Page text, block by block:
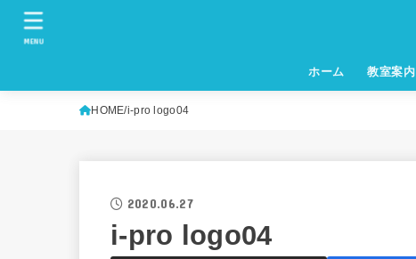
ホーム 教室案内
MENU
HOME i-pro logo04
2020.06.27
i-pro logo04